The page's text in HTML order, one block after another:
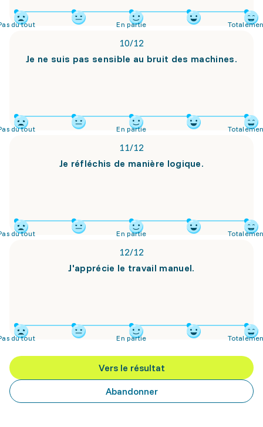
du tout En partie
10/12
Je ne suis pas sensible au bruit des machines.
du tout En partie
11/12
Je réfléchis de manière logique.
du tout En partie
12/12
J'apprécie le travail manuel.
du tout En partie
Vers le résultat
Abandonner